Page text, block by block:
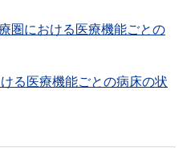
圏における医療機能ごとの
る医療機能ごとの病床の状